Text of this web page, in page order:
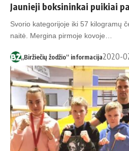
Jaunieji boksininkai puikiai
Svo­rio ka­te­go­ri­jo­je iki 57 ki­log­ra­mų
nai­tė. Mer­gi­na pir­mo­je ko­vo­je…
„Biržiečių žodžio“ informacija2020-